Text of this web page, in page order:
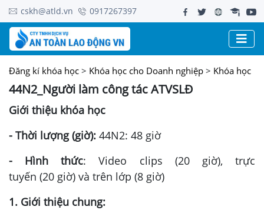
cskh@atld.vn 0917267397
Đăng kí khóa học > Khóa học cho Doanh nghiệp > Khóa học
44N2_Người làm công tác ATVSLĐ
Giới thiệu khóa học
- Thời lượng (giờ): 44N2: 48 giờ
- Hình thức: Video clips (20 giờ), trực
tuyến (20 giờ) và trên lớp (8 giờ)
1. Giới thiệu chung: